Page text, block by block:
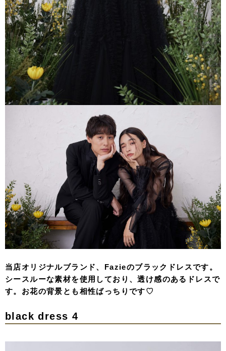
当店オリジナルブランド、Fazieのブラックドレスです。
シースルーな素材を使用しており、透け感のあるドレスで
す。お花の背景とも相性ばっちりです♡
black dress 4